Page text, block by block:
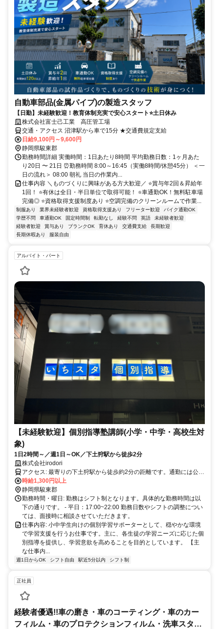
自動車部品(金属パイプ)の製造スタッフ
【日勤】未経験歓迎！教育体制充実で安心スタート⭐土日休み
株式会社富士己工業 高圧管工場
交通・アクセス 沼津駅から車で15分 ★交通費規定支給
日給9,100円～9,600円
静岡県駿東郡
勤務時間詳細 実働時間：1日あたり8時間 平均勤務日数：1ヶ月あた
り20日 〜 21日 ⏰勤務時間 8:00～16:45（実働8時間/休憩45分） ＜一
日の流れ＞ 08:00 朝礼 当日の作業内...
仕事内容 ＼ものづくりに興味がある方大歓迎／ ⭐賞与年2回＆昇給年
1回！ ⭐有休は全日・半日単位で取得可能！ ⭐車通勤OK！無料駐車場
完備◎ ⭐資格取得支援制度あり ⭐空調完備のクリーンルームで作業...
制服あり 業界未経験者歓迎 資格取得支援あり フリーター歓迎
バイク通勤OK
学歴不問
車通勤OK 固定時間制 転勤なし 経験不問 英語
未経験者歓迎
経験者歓迎
賞与あり ブランクOK 育休あり 交通費支給
長期歓迎
長期休暇あり
服装自由
アルバイト・パート
【未経験歓迎】個別指導塾講師(小学・中学・高校生対
象)
1日2時間～／週1日～OK／下土狩駅から徒歩2分
株式会社irodori
アクセス: 最寄りの下土狩駅から徒歩約2分の距離です。通勤には公共
交通機関が利用できます。 詳細なアクセス方法やルートについて
は、面接時にご案内いたします。
時給1,300円以上
静岡県駿東郡
勤務時間・曜日: 勤務はシフト制となります。具体的な勤務時間は以
下の通りです。 - 平日：17:00~22:00 勤務日数やシフトの調整につい
ては、面接時に相談させていただきます。
仕事内容: 小中学生向けの個別学習サポーターとして、穏やかな環境
で学習支援を行うお仕事です。主に、各生徒の学習ニーズに応じた個
別指導を提供し、学習意欲を高めることを目的としています。 【主
な仕事内...
週1日からOK シフト自由 駅近5分以内 シフト制
正社員
経験者優遇!!車の磨き・車のコーティング・車のカー
フィルム・車のプロテクションフィルム・洗車スタッ